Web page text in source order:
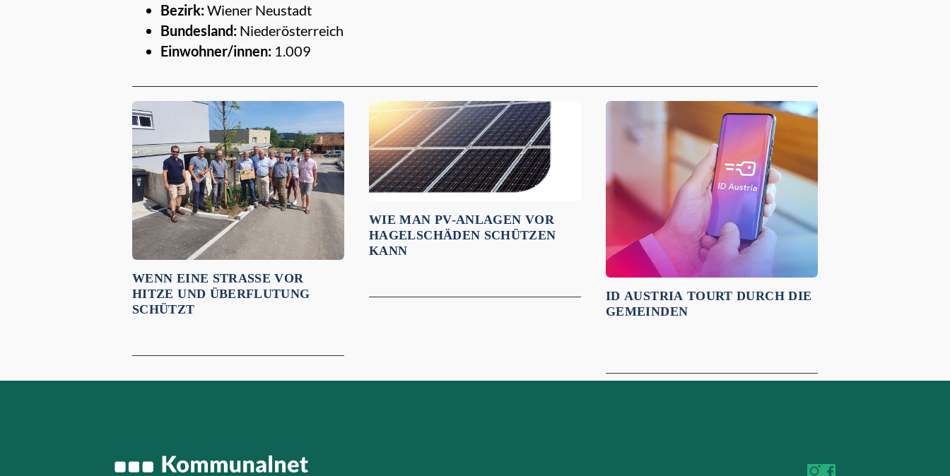
Bezirk:Wiener Neustadt
Bundesland: Niederösterreich
Einwohner/innen: 1.009
Empfehlungen für dich:
WENN EINE STRASSE VOR H
ITZE UND ÜBERFLUTUNG S
CHÜTZT
WIE MAN PV-ANLAGEN VOR
HAGELSCHÄDEN SCHÜTZEN
KANN
ID AUSTRIA TOURT DURCH DIE
GEMEINDEN